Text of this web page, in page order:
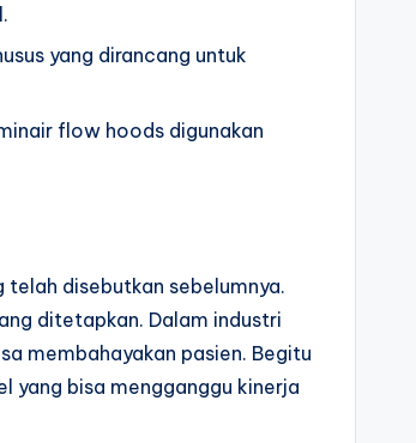
yang dirancang untuk
flow hoods digunakan
disebutkan sebelumnya.
ditetapkan. Dalam industri
membahayakan pasien. Begitu
yang bisa mengganggu kinerja